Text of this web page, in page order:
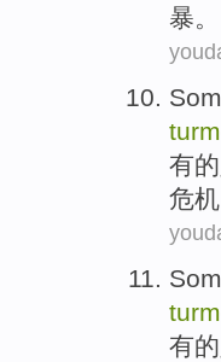
暴。
有的
危机
有的